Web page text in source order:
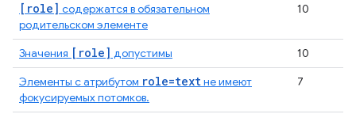
[role] содержатся в обязательном
родительском элементе
10
Значения [role] допустимы
10
Элементы с атрибутом role=textне имеют
фокусируемых потомков.
7